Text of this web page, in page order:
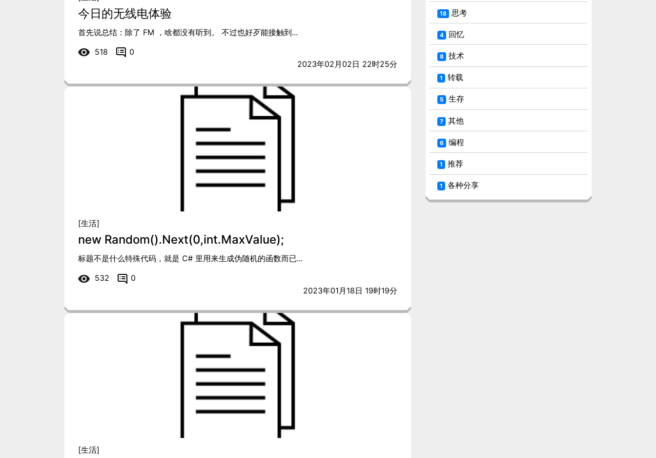
今日的无线电体验
首先说总结：除了 FM ，啥都没有听到。 不过也好歹能接触到...
518
0
2023年02月02日 22时25分
[生活]
new Random().Next(0,int.MaxValue);
标题不是什么特殊代码，就是 C# 里用来生成伪随机的函数而已...
532
0
2023年01月18日 19时19分
[生活]
18 思考
4 回忆
8 技术
1 转载
5 生存
7 其他
6 编程
1 推荐
1 各种分享